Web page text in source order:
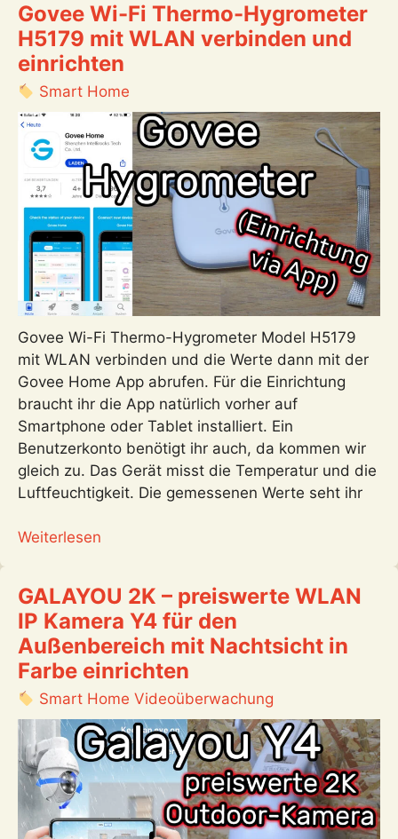
für
die
Installation
von
Windows
11
einer
ISO-
Datei
erstellen
Govee Wi-Fi Thermo-Hygrometer
H5179 mit WLAN verbinden und
einrichten
Smart Home
Govee Wi-Fi Thermo-Hygrometer Model H5179
mit WLAN verbinden und die Werte dann mit der
Govee Home App abrufen. Für die Einrichtung
braucht ihr die App natürlich vorher auf
Smartphone oder Tablet installiert. Ein
Benutzerkonto benötigt ihr auch, da kommen wir
gleich zu. Das Gerät misst die Temperatur und die
Luftfeuchtigkeit. Die gemessenen Werte seht ihr
Weiterlesen
Fi
Thermo-
Hygrometer
H5179
mit
verbinden
und
einrichten
GALAYOU 2K – preiswerte WLAN
IP Kamera Y4 für den
Außenbereich mit Nachtsicht in
Farbe einrichten
Smart Home Videoüberwachung